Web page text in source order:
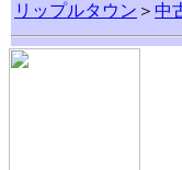
リップルタウン ＞ 中